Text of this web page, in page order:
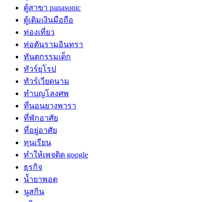
ตู้สาขา panasonic
ตู้เติมเงินมือถือ
ท่องเที่ยว
ท่อตันรามอินทรา
ทันตกรรมเด็ก
ทัวร์ยุโรป
ทัวร์เวียดนาม
ทำบุญโลงศพ
ที่นอนยางพารา
ที่พักอาศัย
ที่อยู่อาศัย
ทุนเรียน
ทําให้เพจติด google
ธุรกิจ
น้ำยาพอต
นูสกิน